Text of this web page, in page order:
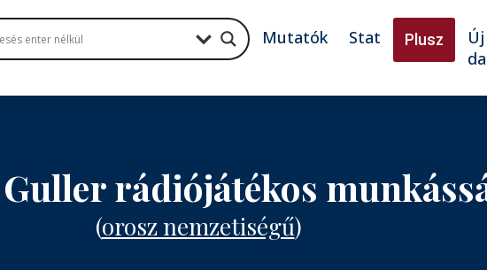
Mutatók Stat Plusz
Új
rádiójátékos
(orosz nemzetiségű)